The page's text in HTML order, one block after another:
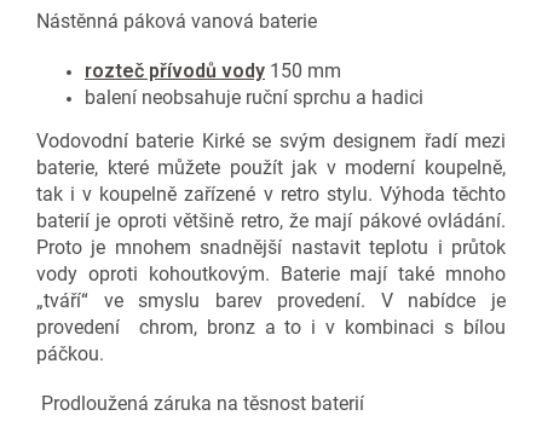
Nástěnná páková vanová baterie
rozteč přívodů vody 150 mm
balení neobsahuje ruční sprchu a hadici
Vodovodní baterie Kirké se svým designem řadí mezi
baterie, které můžete použít jak v moderní koupelně,
tak i v koupelně zařízené v retro stylu. Výhoda těchto
baterií je oproti většině retro, že mají pákové ovládání.
Proto je mnohem snadnější nastavit teplotu i průtok
vody oproti kohoutkovým. Baterie mají také mnoho
„tváří“ ve smyslu barev provedení. V nabídce je
provedení chrom, bronz a to i v kombinaci s bílou
páčkou.
Prodloužená záruka na těsnost baterií